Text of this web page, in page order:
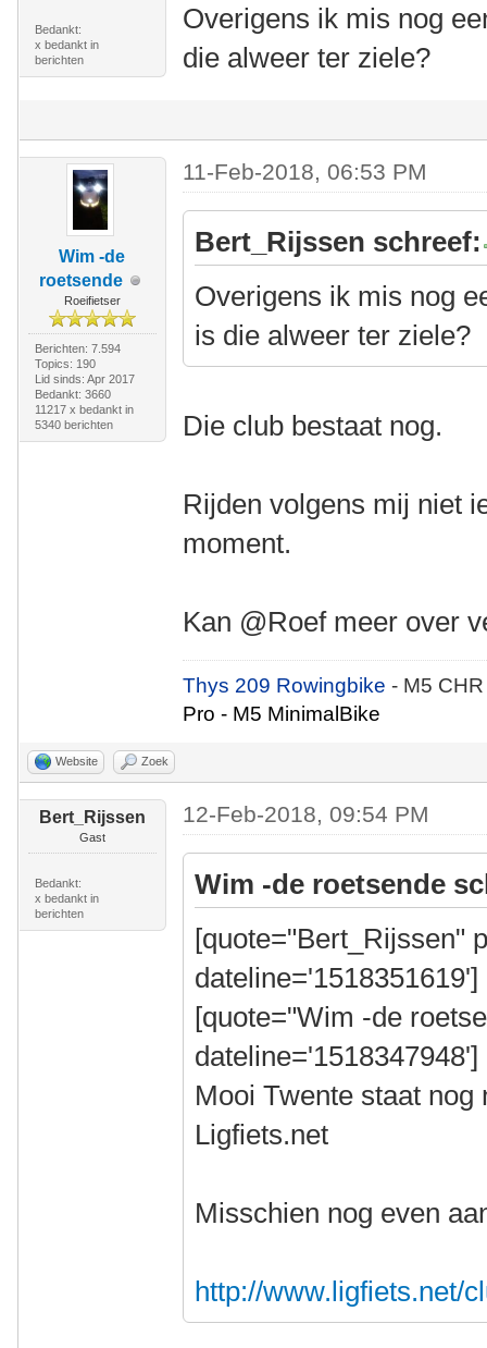
Bedankt:
x bedankt in
berichten
Overigens ik mis nog
die alweer ter ziele?
Wim -de
roetsende
Roeifietser
Berichten: 7.594
Topics: 190
Lid sinds: Apr 2017
Bedankt: 3660
11217 x bedankt in
5340 berichten
11-Feb-2018, 06:53 PM
Bert_Rijssen schreef:
Overigens ik mis nog
is die alweer ter ziele?
Die club bestaat nog.
Rijden volgens mij niet
moment.
Kan @Roef meer over
Thys 209 Rowingbike- M5
Pro - M5 MinimalBike
Website Zoek
Bert_Rijssen
Gast
Bedankt:
x bedankt in
berichten
12-Feb-2018, 09:54 PM
Wim -de roetsende
[quote="Bert_Rijssen"
dateline='1518351619']
[quote="Wim -de
dateline='1518347948']
Mooi Twente staat nog
Ligfiets.net
Misschien nog even
http://www.ligfiets.net/